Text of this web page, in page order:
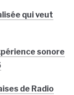
qui veut
sonore
de Radio